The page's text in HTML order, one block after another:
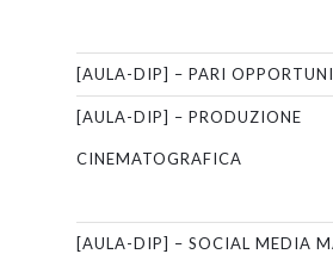
[AULA-DIP] – PARI
[AULA-DIP] – PRODUZIONE
CINEMATOGRAFICA
[AULA-DIP] – SOCIAL MEDIA